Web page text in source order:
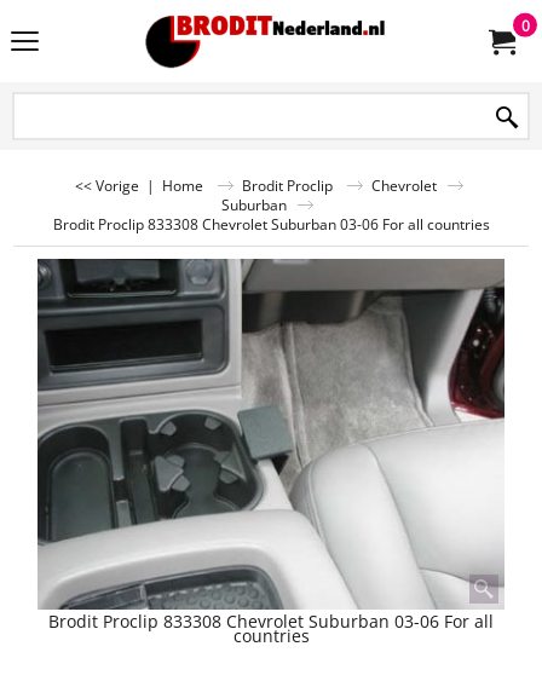
0
<< Vorige | Home Brodit Proclip
Chevrolet
Suburban
Brodit Proclip 833308 Chevrolet Suburban 03-06 For all countries
Brodit Proclip 833308 Chevrolet Suburban 03-06 For all
countries